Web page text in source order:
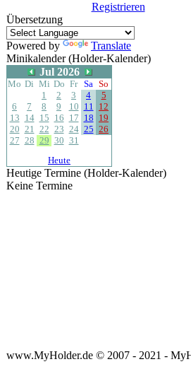
Registrieren
Übersetzung
Powered by
Translate
Minikalender (Holder-Kalender)
Jul 2026
Mo Di Mi Do Fr Sa So
1
2 3 4
5
6
7 8 9 10 11 12
13 14 15 16 17 18 19
20 21 22 23 24 25 26
27 28 29 30 31
Heute
Heutige Termine (Holder-Kalender)
Keine Termine
www.MyHolder.de © 2007 - 2021 -